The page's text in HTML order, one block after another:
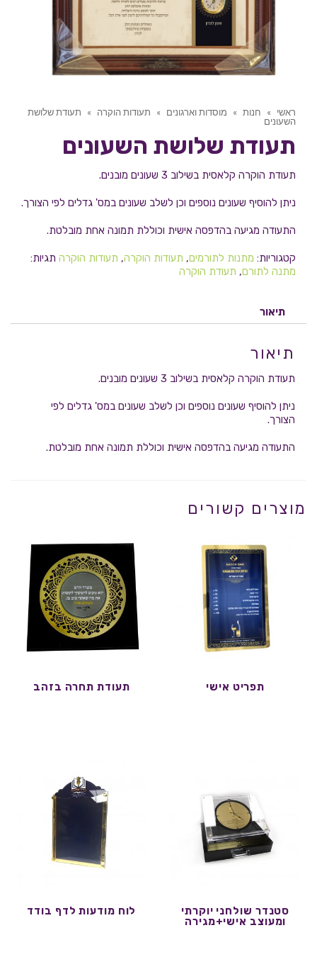
ראשי » חנות » מוסדות וארגונים » תעודות הוקרה »
תעודת שלושת
השעונים
תעודת שלושת השעונים
תעודת הוקרה קלאסית בשילוב 3 שעונים מובנים.
ניתן להוסיף שעונים נוספים וכן לשלב שעונים במס' גדלים לפי הצורך.
התעודה מגיעה בהדפסה אישית וכוללת תמונה אחת מובלטת.
קטגוריות: מתנות לתורמים, תעודות הוקרה, תעודות הוקרה תגיות:
מתנה לתורם, תעודת הוקרה
תיאור
תיאור
תעודת הוקרה קלאסית בשילוב 3 שעונים מובנים.
ניתן להוסיף שעונים נוספים וכן לשלב שעונים במס' גדלים לפי
הצורך.
התעודה מגיעה בהדפסה אישית וכוללת תמונה אחת מובלטת.
מוצרים קשורים
תפריט אישי תעודת תחרה בזהב
סטנדר שולחני יוקרתי
ומעוצב אישי+מגירה
לוח מודעות לדף בודד